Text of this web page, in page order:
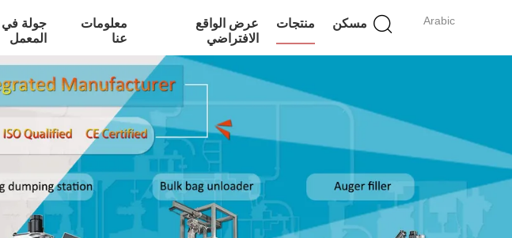
Arabic مسكن منتجات
عرض الواقع
الافتراضي
معلومات
عنا
جولة في
المعمل